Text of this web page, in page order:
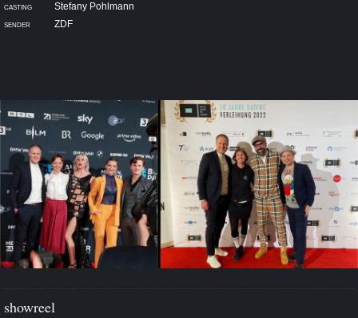
Stefany Pohlmann
ZDF
showreel